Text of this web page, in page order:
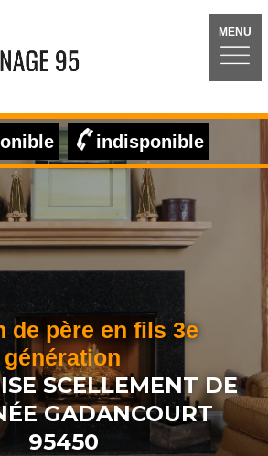
MENU
indisponible
de père en fils 3e
génération
SCELLEMENT DE
GADANCOURT
95450